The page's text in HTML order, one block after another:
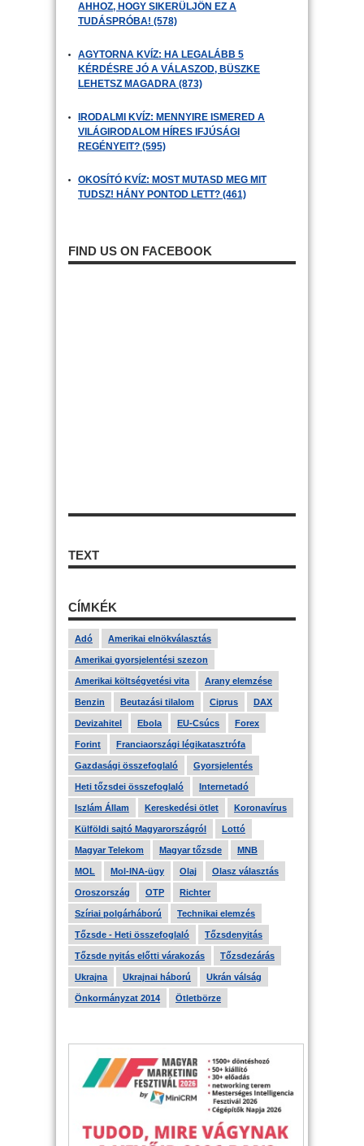
AHHOZ, HOGY SIKERÜLJÖN EZ A
TUDÁSPRÓBA! (578)
AGYTORNA KVÍZ: HA LEGALÁBB 5
KÉRDÉSRE JÓ A VÁLASZOD, BÜSZKE
LEHETSZ MAGADRA (873)
IRODALMI KVÍZ: MENNYIRE ISMERED A
VILÁGIRODALOM HÍRES IFJÚSÁGI
REGÉNYEIT? (595)
OKOSÍTÓ KVÍZ: MOST MUTASD MEG MIT
TUDSZ! HÁNY PONTOD LETT? (461)
FIND US ON FACEBOOK
TEXT
CÍMKÉK
Adó Amerikai elnökválasztás
Amerikai gyorsjelentési szezon
Amerikai költségvetési vita Arany elemzése
Benzin Beutazási tilalom Ciprus DAX
Devizahitel Ebola EU-Csúcs Forex
Forint Franciaországi légikatasztrófa
Gazdasági összefoglaló Gyorsjelentés
Heti tőzsdei összefoglaló Internetadó
Iszlám Állam Kereskedési ötlet Koronavírus
Külföldi sajtó Magyarországról Lottó
Magyar Telekom Magyar tőzsde MNB
MOL Mol-INA-ügy Olaj Olasz választás
Oroszország OTP Richter
Szíriai polgárháború Technikai elemzés
Tőzsde - Heti összefoglaló Tőzsdenyitás
Tőzsde nyitás előtti várakozás Tőzsdezárás
Ukrajna Ukrajnai háború Ukrán válság
Önkormányzat 2014 Ötletbörze